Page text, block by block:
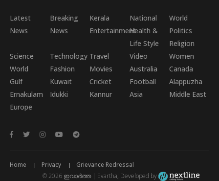
Latest
News
Breaking
News
Kerala National
World
EntertainmentHealth &
Life Style
Politics
Religion
Science
World
Technology Travel Video
Women
Fashion
Movies Australia
Canada
Gulf
Kuwait Cricket Football
Alappuzha
Ernakulam
Idukki Kannur Asia
Middle East
Europe
Home Privacy
Grievance Redressal
© 2026 ഇവാർത്ത | Evartha; Developed by